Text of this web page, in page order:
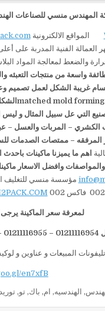
المهندس منسي للصناعات
العمالة الفنية المدربة
والضعط لمعالجة المواد
واسعة من منتجات التعبئه
غريبة الشكل لعمل تصميم
matched mold forming
التي عل سبيل المثال و ليس
– المربات والعسل –
– ممتصات الصدمات
اهم ما يميزنا ماكينات باحدث
وافضل الاسعار
لمعرفة سعر الماكينة
012
المبيعات و عناوين و
en7xfB
, الهندسيه, ام, باك,تو,